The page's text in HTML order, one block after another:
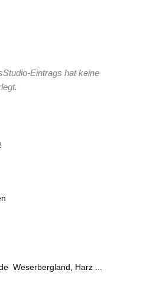
Eintrags hat keine
Weserbergland, Harz ...